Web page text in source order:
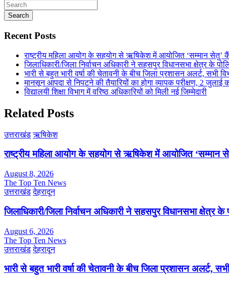
Search
Recent Posts
राष्ट्रीय महिला आयोग के सहयोग से ऋषिकेश में आयोजित ‘सम्मान
जिलाधिकारी/जिला निर्वाचन अधिकारी ने सहसपुर विधानसभा क्षेत्र के
भारी से बहुत भारी वर्षा की चेतावनी के बीच जिला प्रशासन अलर्ट, सभी
मानसून आपदा से निपटने की तैयारियों का होगा व्यापक परीक्षण, 2
विद्यालयी शिक्षा विभाग में वरिष्ठ अधिकारियों को मिली नई जिम्मेदारी
Related Posts
उत्तराखंड ऋषिकेश
राष्ट्रीय महिला आयोग के सहयोग से ऋषिकेश में आयोजित ‘सम्मान
August 8, 2026
The Top Ten News
उत्तराखंड देहरादून
जिलाधिकारी/जिला निर्वाचन अधिकारी ने सहसपुर विधानसभा
August 6, 2026
The Top Ten News
उत्तराखंड देहरादून
भारी से बहुत भारी वर्षा की चेतावनी के बीच जिला प्रशासन अलर्ट,